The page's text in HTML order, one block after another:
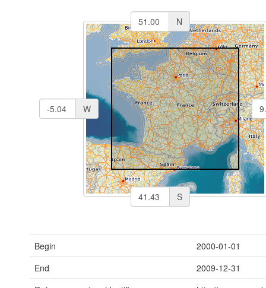
N
S
W
Begin
2000-01-01
End
2009-12-31